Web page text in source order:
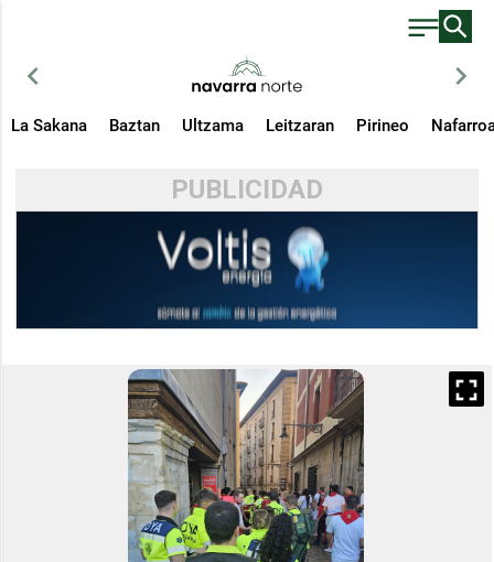
chevron_left chevron_right
La Sakana Baztan Ultzama Leitzaran Pirineo
PUBLICIDAD